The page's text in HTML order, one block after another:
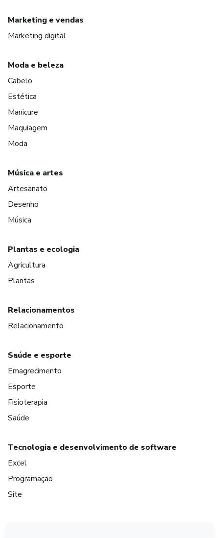
Marketing e vendas
Marketing digital
Moda e beleza
Cabelo
Estética
Manicure
Maquiagem
Moda
Música e artes
Artesanato
Desenho
Música
Plantas e ecologia
Agricultura
Plantas
Relacionamentos
Relacionamento
Saúde e esporte
Emagrecimento
Esporte
Fisioterapia
Saúde
Tecnologia e desenvolvimento de software
Excel
Programação
Site